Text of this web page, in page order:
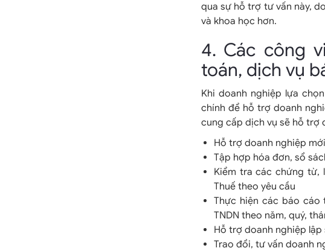
qua sự hỗ trợ tư vấn này,
và khoa học hơn.
4. Các công
toán, dịch vụ
Khi doanh nghiệp lựa
chính để hỗ trợ doanh
cung cấp dịch vụ sẽ hỗ trợ
Hỗ trợ doanh nghiệp
Tập hợp hóa đơn, sổ
Kiểm tra các chứng từ,
Thuế theo yêu cầu
Thực hiện các báo cáo
TNDN theo năm, quý,
Hỗ trợ doanh nghiệp
Trao đổi, tư vấn doanh